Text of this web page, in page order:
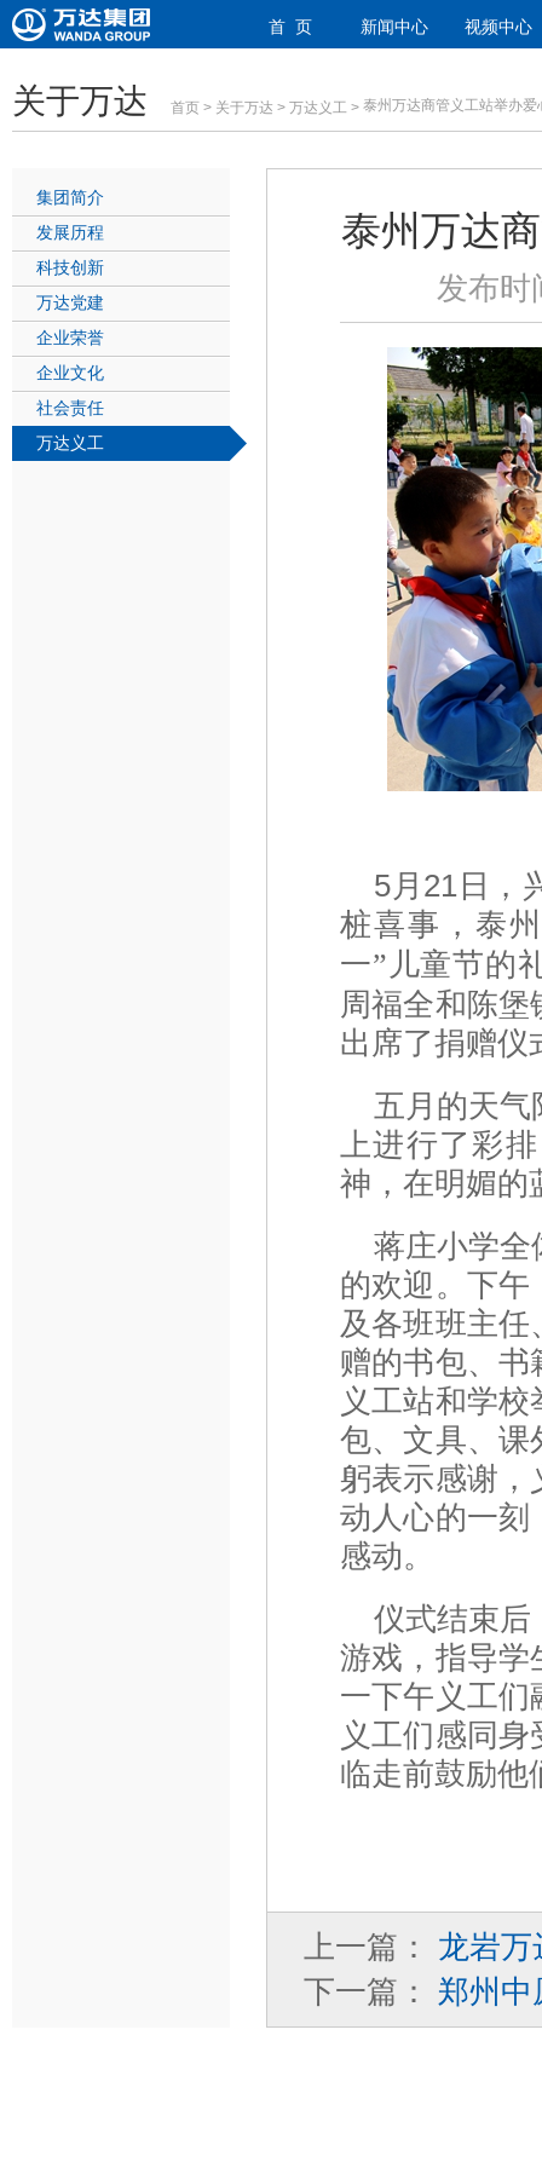
首 页 新闻中心 视频中心
关于万达 首页 > 关于万达 > 万达义工 > 泰州万达商管义工站举办爱
集团简介
发展历程
科技创新
万达党建
企业荣誉
企业文化
社会责任
万达义工
泰州万达
发布
5月21日，
桩喜事，泰
一” 儿童节的
周福全和陈
出席了捐赠仪
五月的天气
上进行了彩
神，在明媚的
蒋庄小学全
的欢迎。下午
及各班班主任
赠的书包、书
义工站和学
包、文具、课
躬表示感谢，
动人心的一刻
感动。
仪式结束后
游戏，指导学
一下午义工们
义工们感同
临走前鼓励他
上一篇：
龙岩万
下一篇：
郑州中